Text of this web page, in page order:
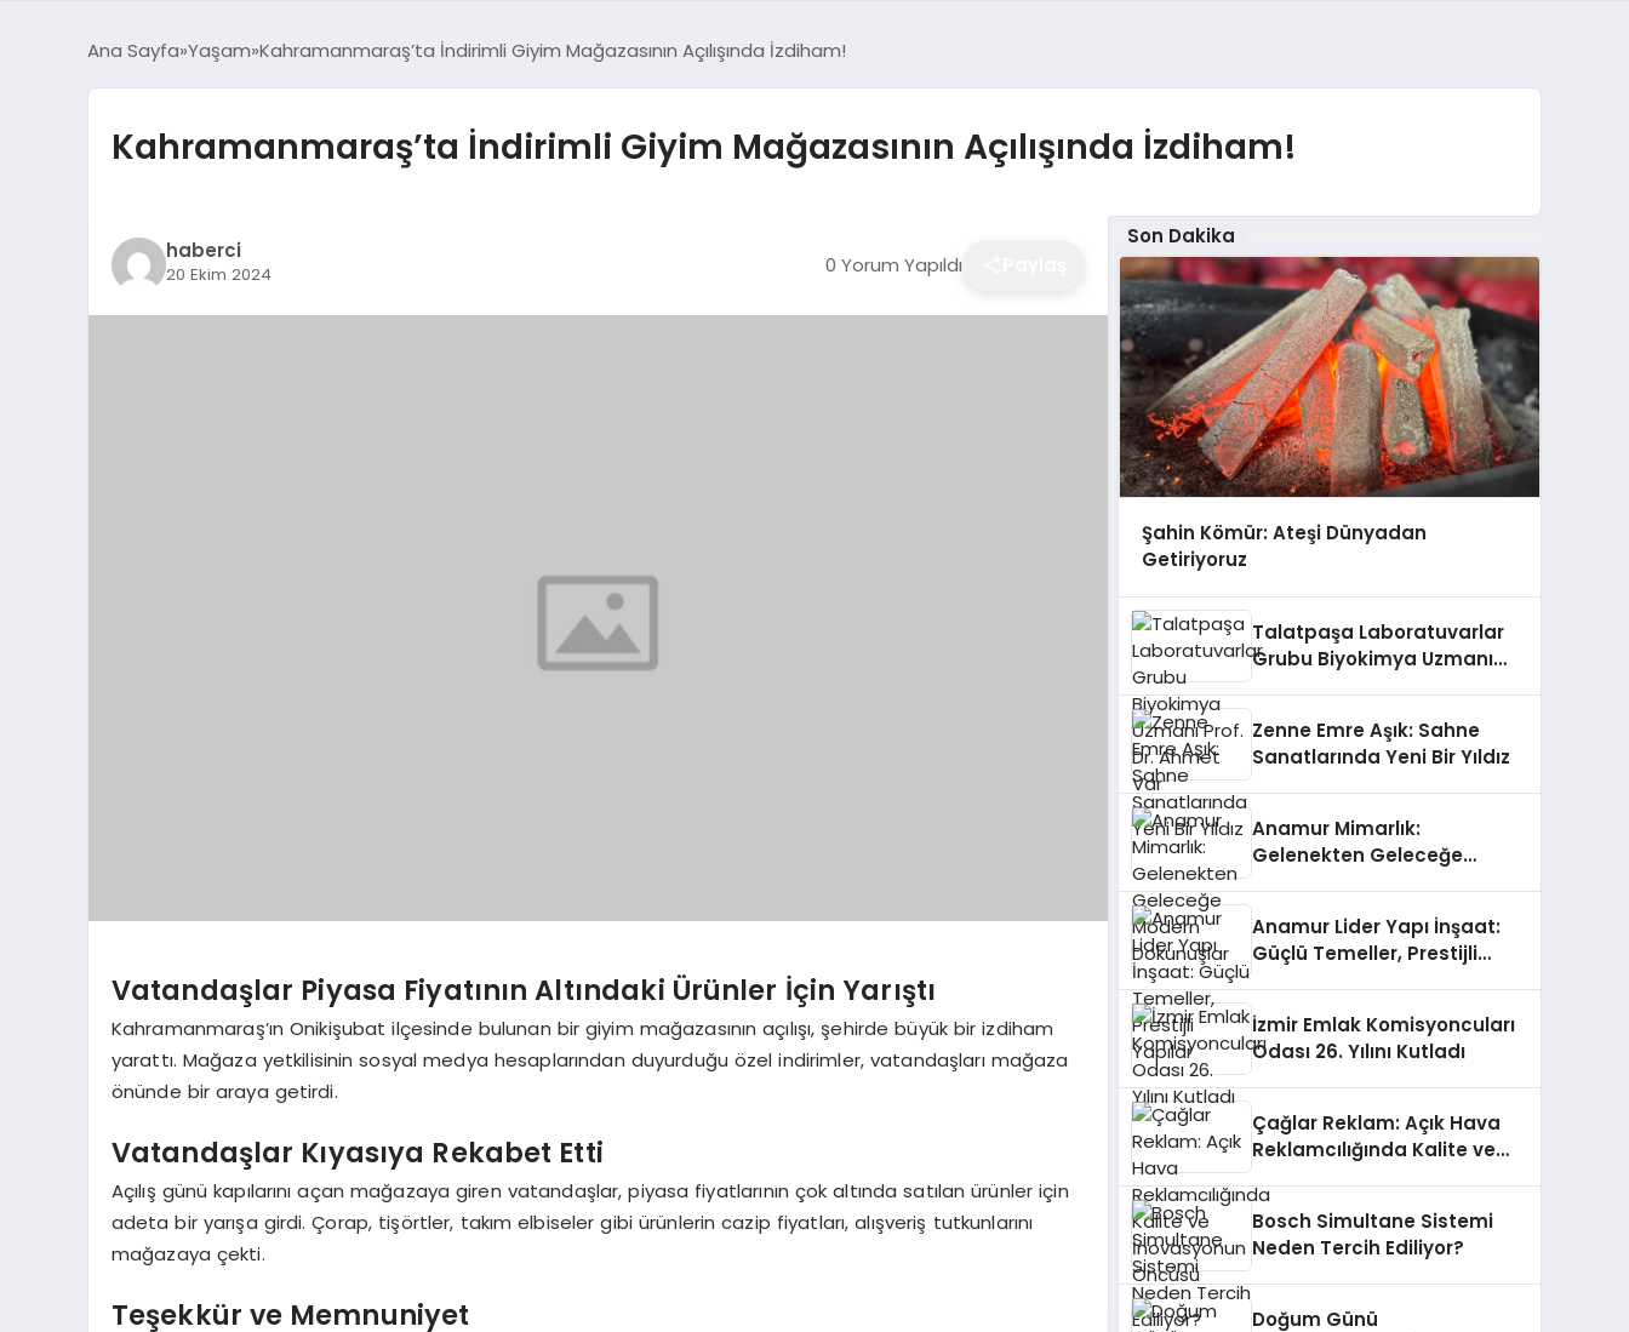
Ana Sayfa Yaşam Kahramanmaraş’ta İndirimli Giyim Mağazasının Açılışında İzdiham!
Kahramanmaraş’ta İndirimli Giyim Mağazasının Açılışında İzdiham!
haberci
20 Ekim 2024 0 Yorum Yapıldı
Vatandaşlar Piyasa Fiyatının Altındaki Ürünler İçin Yarıştı
Kahramanmaraş’ın Onikişubat ilçesinde bulunan bir giyim mağazasının açılışı, şehirde büyük bir izdiham
yarattı. Mağaza yetkilisinin sosyal medya hesaplarından duyurduğu özel indirimler, vatandaşları mağaza
önünde bir araya getirdi.
Vatandaşlar Kıyasıya Rekabet Etti
Açılış günü kapılarını açan mağazaya giren vatandaşlar, piyasa fiyatlarının çok altında satılan ürünler için
adeta bir yarışa girdi. Çorap, tişörtler, takım elbiseler gibi ürünlerin cazip fiyatları, alışveriş tutkunlarını
mağazaya çekti.
Teşekkür ve Memnuniyet
Son Dakika
Şahin Kömür: Ateşi Dünyadan
Getiriyoruz
Talatpaşa Laboratuvarlar
Grubu Biyokimya Uzmanı
Zenne Emre Aşık: Sahne
Sanatlarında Yeni Bir Yıldız
Anamur Mimarlık:
Gelenekten Geleceğe
Anamur Lider Yapı İnşaat:
Güçlü Temeller, Prestijli
İzmir Emlak Komisyoncuları
Odası 26. Yılını Kutladı
Çağlar Reklam: Açık Hava
Reklamcılığında Kalite ve
Bosch Simultane Sistemi
Neden Tercih Ediliyor?
Doğum Günü